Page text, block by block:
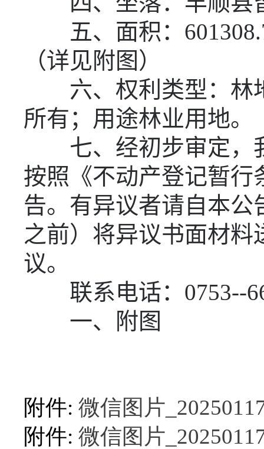
五、面积：
（详见附图）
六、权利类型：林
所有；用途林业用地。
七、经初步审定，
按照《不动产登记暂行
告。有异议者请自本公
之前）将异议书面材
议。
联系电话： 0753--
一、附图
附件: 微信图片
附件: 微信图片